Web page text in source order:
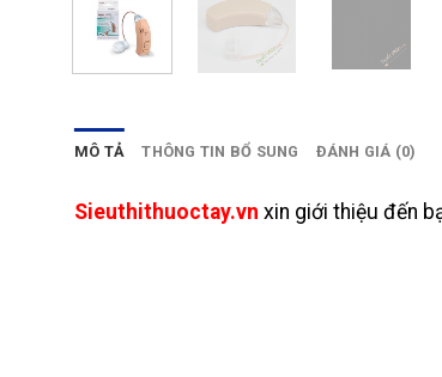
MÔ TẢ THÔNG TIN BỔ SUNG ĐÁNH GIÁ (0)
Sieuthithuoctay.vn xin giới thiệu đến